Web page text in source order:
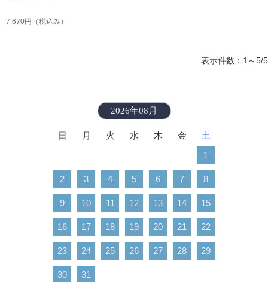
7,670円 （税込み）
表示件数：1～5/5
2026年08月
日 月 火 水 木 金
土
1
2 3 4 5 6 7 8
9 10 11 12 13 14 15
16 17 18 19 20 21 22
23 24 25 26 27 28 29
30 31